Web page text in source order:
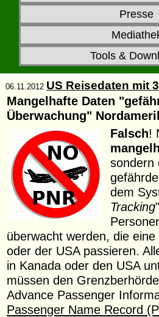
Presse
Tools &
06.11.2012 US Reisedaten mit
Mangelhafte Daten
Überwachung"
Falsch!
sondern
dem
Tracking
überwacht werden, die
oder der USA passieren.
in Kanada oder den USA
müssen den
Advance Passenger
Passenger Name Record